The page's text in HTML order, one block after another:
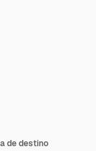
de destino